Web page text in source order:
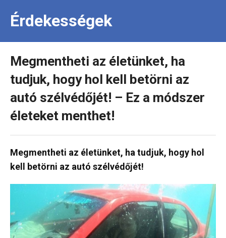
Érdekességek
Megmentheti az életünket, ha
tudjuk, hogy hol kell betörni az
autó szélvédőjét! – Ez a módszer
életeket menthet!
Megmentheti az életünket, ha tudjuk, hogy hol
kell betörni az autó szélvédőjét!